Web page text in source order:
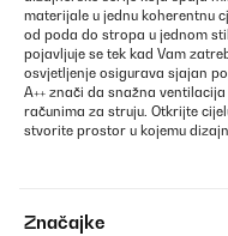
materijale u jednu koherentnu
od poda do stropa u jednom
pojavljuje se tek kad Vam
osvjetljenje osigurava sjajan
A++ znači da snažna
računima za struju. Otkrijte
stvorite prostor u kojemu
Značajke